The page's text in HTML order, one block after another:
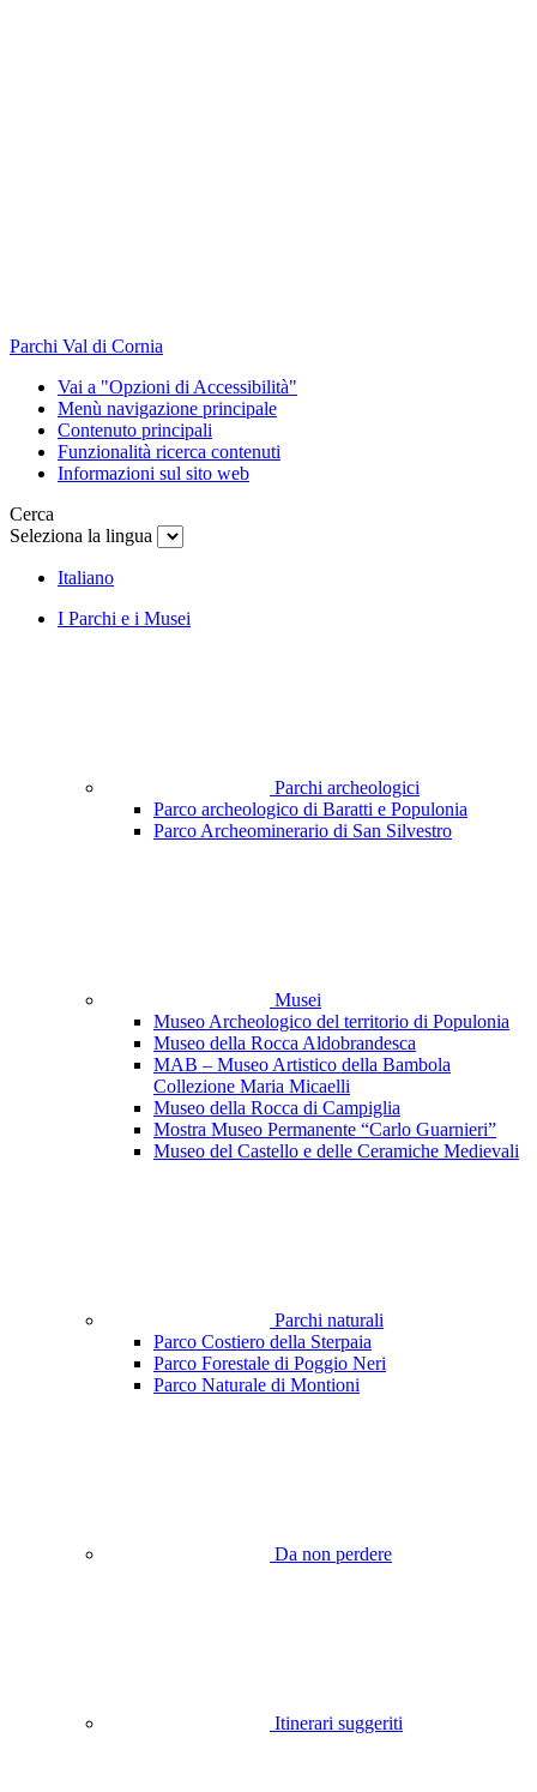
Parchi Val di Cornia
Vai a "Opzioni di Accessibilità"
Menù navigazione principale
Contenuto principali
Funzionalità ricerca contenuti
Informazioni sul sito web
Cerca
Seleziona la lingua
Italiano
I Parchi e i Musei
Parchi archeologici
Parco archeologico di Baratti e Populonia
Parco Archeominerario di San Silvestro
Musei
Museo Archeologico del territorio di Populonia
Museo della Rocca Aldobrandesca
MAB – Museo Artistico della Bambola
Collezione Maria Micaelli
Museo della Rocca di Campiglia
Mostra Museo Permanente “Carlo Guarnieri”
Museo del Castello e delle Ceramiche Medievali
Parchi naturali
Parco Costiero della Sterpaia
Parco Forestale di Poggio Neri
Parco Naturale di Montioni
Da non perdere
Itinerari suggeriti